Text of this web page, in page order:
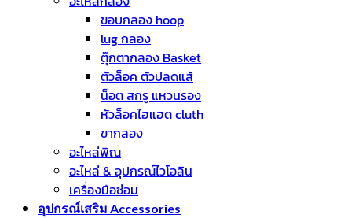
ขอบกลอง hoop
lug กลอง
ตุ๊กตากลอง Basket
ตัวล็อค ตัวปลดแส้
น็อต สกรู แหวนรอง
หัวล็อคไฮแฮต cluth
ขากลอง
อะไหล่พิณ
อะไหล่ & อุปกรณ์ไวโอลิน
เครื่องมือซ่อม
อุปกรณ์เสริม Accessories